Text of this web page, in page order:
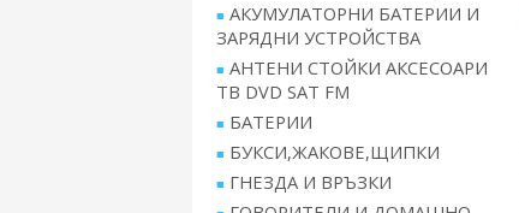
АКУМУЛАТОРНИ БАТЕРИИ И
ЗАРЯДНИ УСТРОЙСТВА
АНТЕНИ СТОЙКИ АКСЕСОАРИ
ТВ DVD SAT FM
БАТЕРИИ
БУКСИ,ЖАКОВЕ,ЩИПКИ
ГНЕЗДА И ВРЪЗКИ